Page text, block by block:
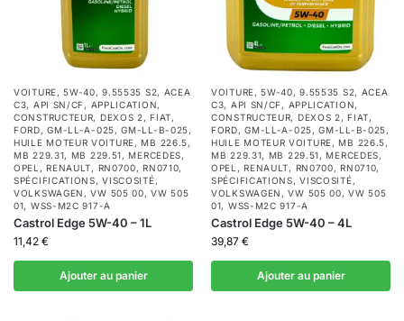
VOITURE,5W-40,9.55535 S2, ACEA
C3, API SN/CF, APPLICATION,
CONSTRUCTEUR, DEXOS 2, FIAT,
FORD,GM-LL-A-025,GM-LL-B-025,
HUILE MOTEUR VOITURE, MB 226.5,
MB 229.31, MB 229.51, MERCEDES,
OPEL , RENAULT, RN0700, RN0710,
SPÉCIFICATIONS,VISCOSITÉ,
VOLKSWAGEN ,VW 505 00,VW 505
01, WSS-M2C 917-A
Castrol Edge 5W-40 – 1L
11,42 €
Ajouter au panier
VOITURE,5W-40,9.55535 S2, ACEA
C3, API SN/CF, APPLICATION,
CONSTRUCTEUR, DEXOS 2, FIAT,
FORD,GM-LL-A-025,GM-LL-B-025,
HUILE MOTEUR VOITURE, MB 226.5,
MB 229.31, MB 229.51, MERCEDES,
OPEL , RENAULT, RN0700, RN0710,
SPÉCIFICATIONS,VISCOSITÉ,
VOLKSWAGEN ,VW 505 00,VW 505
01, WSS-M2C 917-A
Castrol Edge 5W-40 – 4L
39,87 €
Ajouter au panier